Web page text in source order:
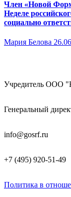
Член «Новой
Неделе
социально
Мария Белова
Учредитель ООО
Генеральный
info@gosrf.ru
+7 (495) 920-51-49
Политика в